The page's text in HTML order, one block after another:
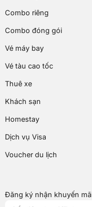
Combo riêng
Combo đóng gói
Vé máy bay
Vé tàu cao tốc
Thuê xe
Khách sạn
Homestay
Dịch vụ Visa
Voucher du lịch
Đăng ký nhận khuyến